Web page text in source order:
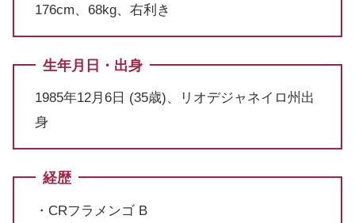
176cm、68kg、右利き
生年月日・出身
1985年12月6日 (35歳)、リオデジャネイロ州出
身
経歴
・CRフラメンゴ B